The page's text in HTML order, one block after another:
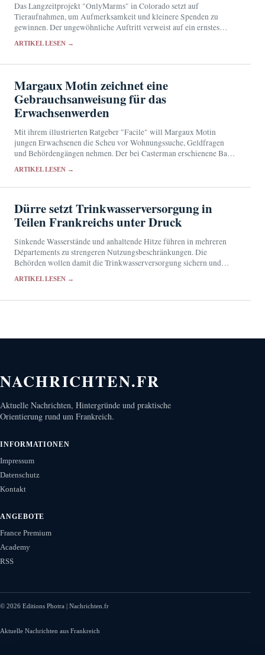
Das Langzeitprojekt "OnlyMarms" in Colorado setzt auf
Tieraufnahmen, um Aufmerksamkeit und kleinere Spenden zu
gewinnen. Der ungewöhnliche Auftritt verweist auf ein ernstes
Feldforschung.
ARTIKEL LESEN →
Margaux Motin zeichnet eine
Gebrauchsanweisung für das
Erwachsenwerden
Mit ihrem illustrierten Ratgeber "Facile" will Margaux Motin
jungen Erwachsenen die Scheu vor Wohnungssuche, Geldfragen
und Behördengängen nehmen. Der bei Casterman erschienene Band
ARTIKEL LESEN →
Dürre setzt Trinkwasserversorgung in
Teilen Frankreichs unter Druck
Sinkende Wasserstände und anhaltende Hitze führen in mehreren
Départements zu strengeren Nutzungsbeschränkungen. Die
Behörden wollen damit die Trinkwasserversorgung sichern und
ARTIKEL LESEN →
NACHRICHTEN.FR
Aktuelle Nachrichten, Hintergründe und praktische
Orientierung rund um Frankreich.
INFORMATIONEN
Impressum
Datenschutz
Kontakt
ANGEBOTE
France Premium
Academy
RSS
© 2026 Editions Photra | Nachrichten.fr
Aktuelle Nachrichten aus Frankreich